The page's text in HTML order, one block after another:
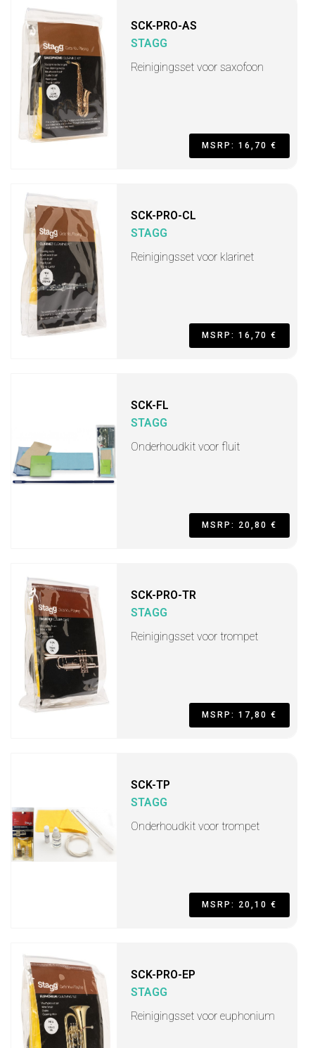
SCK-PRO-AS
STAGG
Reinigingsset voor saxofoon
MSRP: 16,70 €
SCK-PRO-CL
STAGG
Reinigingsset voor klarinet
MSRP: 16,70 €
SCK-FL
STAGG
Onderhoudkit voor fluit
MSRP: 20,80 €
SCK-PRO-TR
STAGG
Reinigingsset voor trompet
MSRP: 17,80 €
SCK-TP
STAGG
Onderhoudkit voor trompet
MSRP: 20,10 €
SCK-PRO-EP
STAGG
Reinigingsset voor euphonium